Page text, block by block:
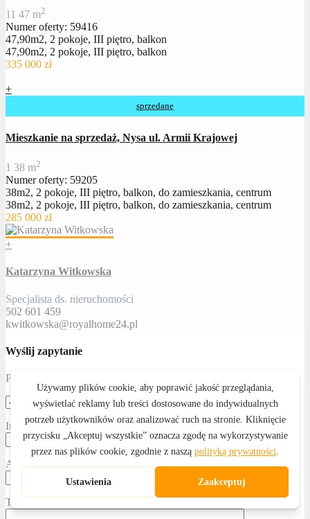
11 47 m2
Numer oferty: 59416
47,90m2, 2 pokoje, III piętro, balkon
47,90m2, 2 pokoje, III piętro, balkon
335 000 zł
+
sprzedane
Mieszkanie na sprzedaż, Nysa ul. Armii Krajowej
1 38 m2
Numer oferty: 59205
38m2, 2 pokoje, III piętro, balkon, do zamieszkania, centrum
38m2, 2 pokoje, III piętro, balkon, do zamieszkania, centrum
285 000 zł
+
Katarzyna Witkowska
Specjalista ds. nieruchomości
502 601 459
kwitkowska@royalhome24.pl
Wyślij zapytanie
Proszę określić temat
Imię i nazwisko
Adres email
Telefon kontaktowy